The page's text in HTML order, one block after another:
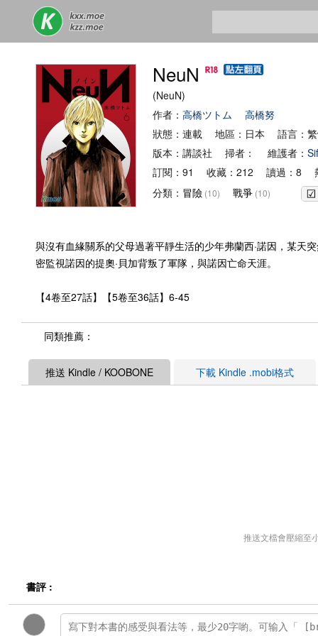
NeuN
(NeuN)
作者： 高橋ツトム
高橋努
狀態：連載 地區：日本 語言：
版本：講談社 掃者： 維護者： Sif
訂閱：91 收藏：212 讀過：8
分類： 冒險 (10) 戰爭 (10)
與沒有血緣關系的父母過著平靜生活的少年弗蘭西·諾因，某天
密監視諾因的提奧·貝加背叛了軍隊，與諾因亡命天涯。
【4卷至27話】【5卷至36話】6-45
同類推薦：
推送 Kindle / KOOBONE 下載 Kindle .mobi格式
推送文檔會壓縮至
書評 :